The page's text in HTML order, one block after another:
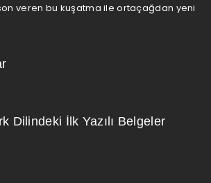
veren bu kuşatma ile ortaçağdan yeni
Dilindeki İlk Yazılı Belgeler